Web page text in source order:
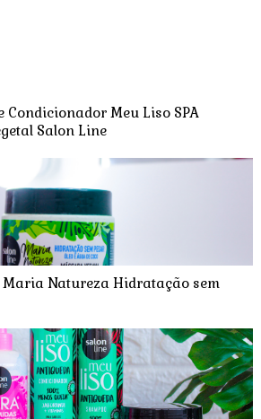
Condicionador Meu Liso SPA
Salon Line
Maria Natureza Hidratação sem